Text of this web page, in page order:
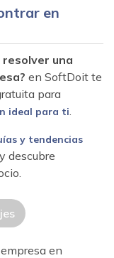
en
una
en SoftDoit te
para
ideal para ti.
y tendencias
y descubre
en